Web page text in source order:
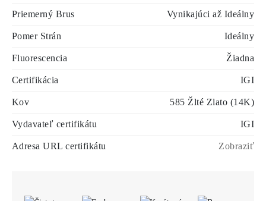
Priemerný Brus Vynikajúci až Ideálny
Pomer Strán Ideálny
Fluorescencia Žiadna
Certifikácia IGI
Kov 585 Žlté Zlato (14K)
Vydavateľ certifikátu IGI
Adresa URL certifikátu Zobraziť